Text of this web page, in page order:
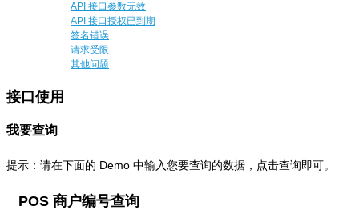
API 接口参数无效
API 接口授权已到期
签名错误
请求受限
其他问题
接口使用
我要查询
提示：请在下面的 Demo 中输入您要查询的数据，点击查询即可。
POS 商户编号查询